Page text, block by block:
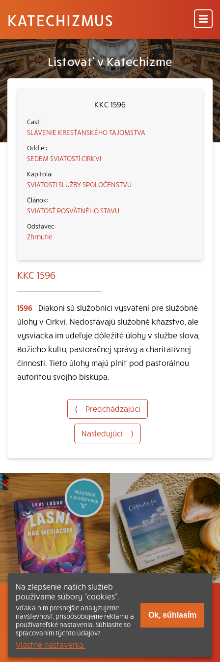
KATECHIZMUS
Listovať v Katechizme
KKC 1596
SLÁVENIE KRESŤANSKÉHO TAJOMSTVA
SEDEM SVIATOSTÍ CIRKVI
SVIATOSTI SLUŽBY SPOLOČENSTVU
SVIATOSŤ POSVÄTNÉHO STAVU
Zhrnutie
KKC 1596
1596
Diakoni sú služobníci vysvätení pre služobné
úlohy v Cirkvi. Nedostávajú služobné kňazstvo, ale
vysviacka im udeľuje dôležité úlohy v službe slova,
Božieho kultu, pastoračnej správy a charitatívnej
činnosti. Tieto úlohy majú plniť pod pastorálnou
autoritou svojho biskupa.
⟨ Predchádzajúci
Nasledujúci ⟩
Listovať Obsah Dokumenty a články
Kontakt Tlačená verzia Katechizmu
© 2026 katechizmus.sk |
funguje aj vďaka kresťanskému kníhkupectvu
Na zlepšenie našich služieb
používame súbory “cookies”.
Vďaka nim presnejšie analyzujeme
návštevnosť, prispôsobujeme reklamu a
používateľské nastavenia. Súhlasíte so
spracovaním týchto údajov?
Vlastné nastavenia.
Ok, súhlasím